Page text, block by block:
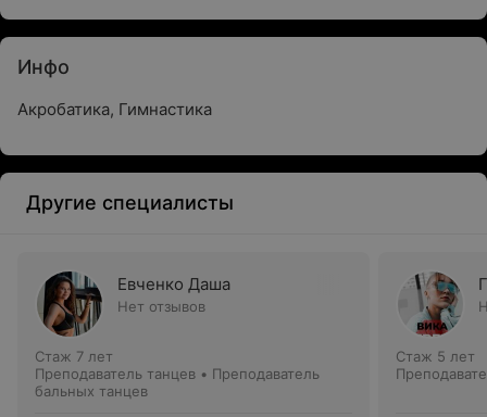
Инфо
Акробатика, Гимнастика
Другие специалисты
Евченко Даша
Нет отзывов
Стаж 7 лет
Преподаватель танцев • Преподаватель
бальных танцев
Стаж 5 лет